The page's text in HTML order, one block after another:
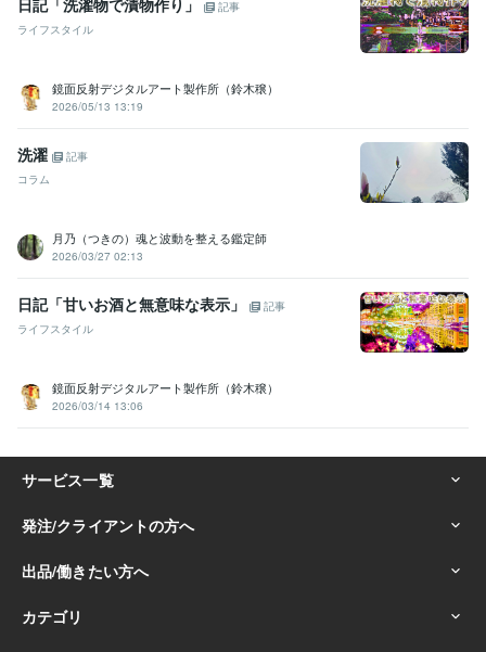
日記「洗濯物で漬物作り」
記事
ライフスタイル
鏡面反射デジタルアート製作所（鈴木穣）
2026/05/13 13:19
洗濯
記事
コラム
月乃（つきの）魂と波動を整える鑑定師
2026/03/27 02:13
日記「甘いお酒と無意味な表示」
記事
ライフスタイル
鏡面反射デジタルアート製作所（鈴木穣）
2026/03/14 13:06